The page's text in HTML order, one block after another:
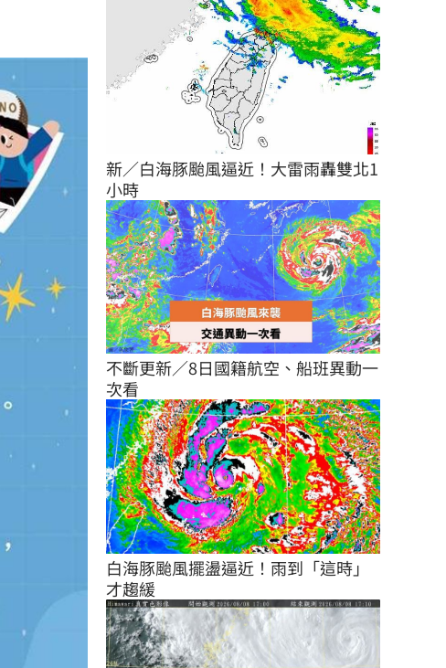
新／白海豚颱風逼近！大雷雨轟雙北1
小時
不斷更新／8日國籍航空、船班異動一
次看
白海豚颱風擺盪逼近！雨到「這時」
才趨緩